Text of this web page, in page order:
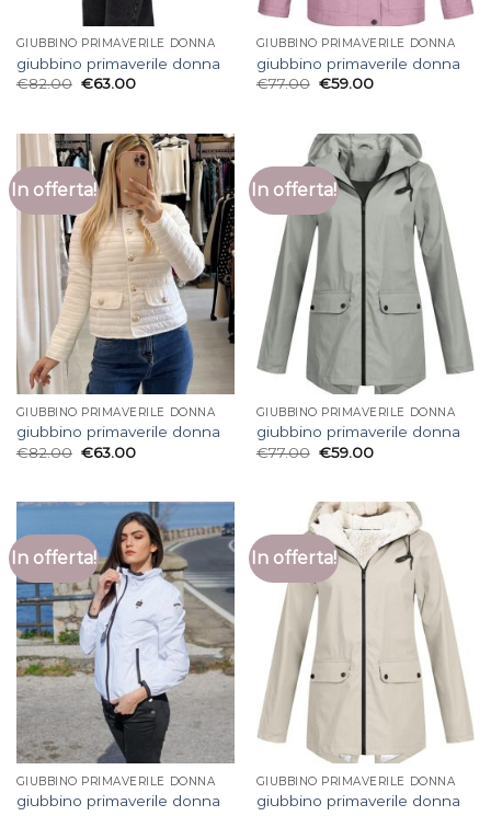
GIUBBINO PRIMAVERILE DONNA
giubbino primaverile donna
€82.00 €63.00
GIUBBINO PRIMAVERILE DONNA
giubbino primaverile donna
€77.00 €59.00
In offerta!
GIUBBINO PRIMAVERILE DONNA
giubbino primaverile donna
€82.00 €63.00
In offerta!
GIUBBINO PRIMAVERILE DONNA
giubbino primaverile donna
€77.00 €59.00
In offerta!
GIUBBINO PRIMAVERILE DONNA
giubbino primaverile donna
In offerta!
GIUBBINO PRIMAVERILE DONNA
giubbino primaverile donna